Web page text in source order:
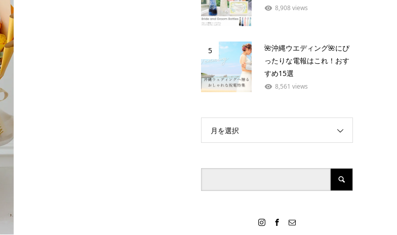
8,908 views
5
🌺沖縄ウエディング🌺にぴ
ったりな電報はこれ！おす
すめ15選
8,561 views
月を選択